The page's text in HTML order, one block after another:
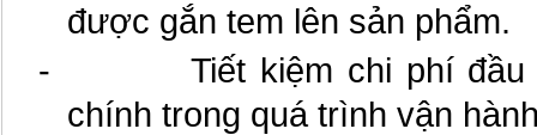
được gắn tem lên sản phẩm.
- Tiết kiệm chi phí đầu
chính trong quá trình vận